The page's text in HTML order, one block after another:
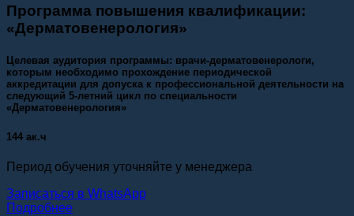
Программа повышения квалификации:
«Дерматовенерология»
Целевая аудитория программы: врачи-дерматовенерологи,
которым необходимо прохождение периодической
аккредитации для допуска к профессиональной деятельности на
следующий 5-летний цикл по специальности
«Дерматовенерология»
144 ак.ч
Период обучения уточняйте у менеджера
Записаться в WhatsApp
Подробнее